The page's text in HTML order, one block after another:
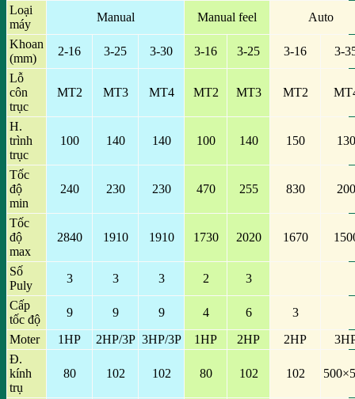
Loại
máy
Manual Manual feel
Auto
Khoan
(mm)
2-16 3-25 3-30 3-16 3-25 3-16
3-
Lỗ
côn
trục
MT2 MT3 MT4 MT2 MT3 MT2
H.
trình
trục
100 140 140 100 140 150 130
Tốc
độ
min
240 230 230 470 255 830 200
Tốc
độ
max
2840 1910 1910 1730 2020 1670
Số
Puly
3 3 3 2
3
Cấp
tốc độ
9 9 9 4 6
3
Moter
1HP 2HP/3P 3HP/3P 1HP 2HP 2HP
Đ.
kính
trụ
80 102 102 80 102 102